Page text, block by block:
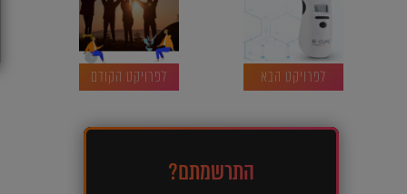
לפרויקט הבא לפרויקט הקודם
התרשמתם?